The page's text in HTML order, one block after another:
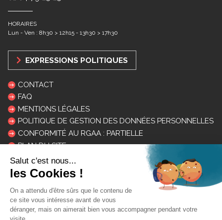
HORAIRES
Lun - Ven : 8h30 > 12h15 - 13h30 > 17h30
EXPRESSIONS POLITIQUES
CONTACT
FAQ
MENTIONS LÉGALES
POLITIQUE DE GESTION DES DONNÉES PERSONNELLES
CONFORMITÉ AU RGAA : PARTIELLE
PLAN DU SITE
LOGOS ET CHARTE
INSCRIPTION NEWSLETTER